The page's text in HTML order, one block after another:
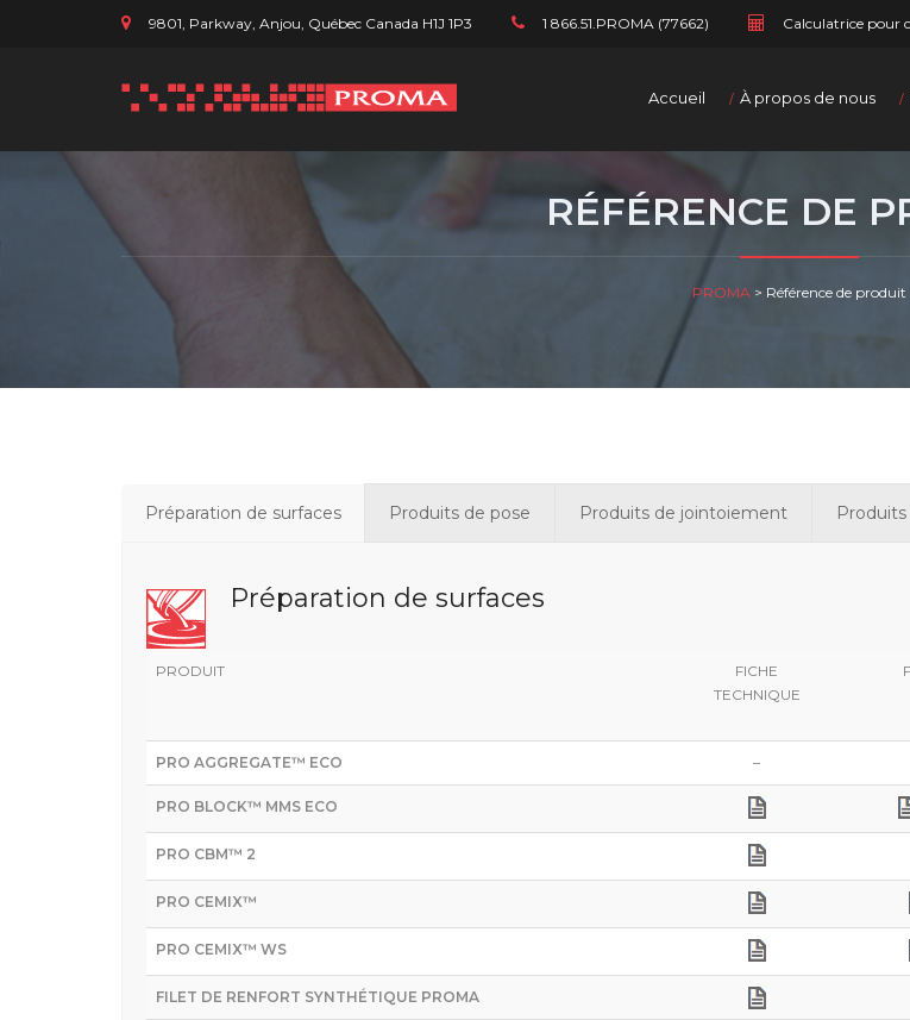
9801, Parkway, Anjou, Québec Canada H1J 1P3 1 866.51.PROMA (77662) Calculatrice pour
Accueil À propos de nous
RÉFÉRENCE DE
PROMA > Référence de produit
Préparation de surfaces Produits de pose Produits de jointoiement
Préparation de surfaces
PRODUIT
FICHE
TECHNIQUE
PRO AGGREGATE™ ECO –
PRO BLOCK™ MMS ECO
PRO CBM™ 2
PRO CEMIX™
PRO CEMIX™ WS
FILET DE RENFORT SYNTHÉTIQUE PROMA